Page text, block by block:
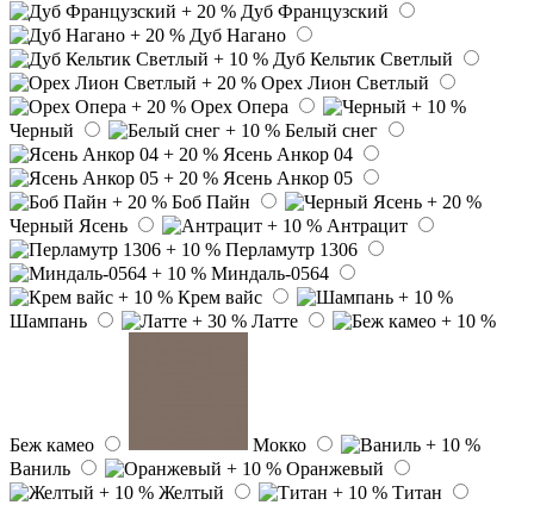
Дуб Французский
Дуб Нагано
Дуб Кельтик Светлый
Орех Лион Светлый
Орех Опера
Черный
Белый снег
Ясень Анкор 04
Ясень Анкор 05
Боб Пайн
Черный Ясень
Антрацит
Перламутр 1306
Миндаль-0564
Крем вайс
Шампань
Латте
Беж камео
Мокко
Ваниль
Оранжевый
Желтый
Титан